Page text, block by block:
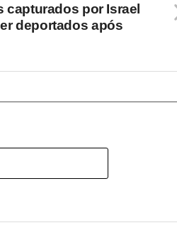
capturados por Israel
deportados após